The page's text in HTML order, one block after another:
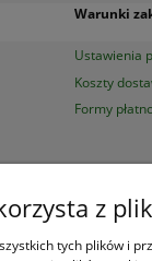
Warunki
Ustawienia
Koszty
Formy
Las Książek z
tych plików i